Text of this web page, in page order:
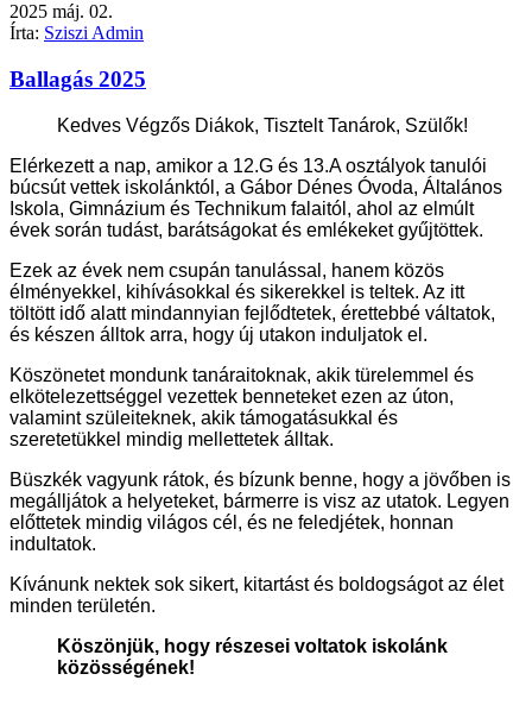
2025 máj. 02.
Írta: Sziszi Admin
Ballagás 2025
Kedves Végzős Diákok, Tisztelt Tanárok, Szülők!
Elérkezett a nap, amikor a 12.G és 13.A osztályok tanulói
búcsút vettek iskolánktól, a Gábor Dénes Óvoda, Általános
Iskola, Gimnázium és Technikum falaitól, ahol az elmúlt
évek során tudást, barátságokat és emlékeket gyűjtöttek.
Ezek az évek nem csupán tanulással, hanem közös
élményekkel, kihívásokkal és sikerekkel is teltek. Az itt
töltött idő alatt mindannyian fejlődtetek, érettebbé váltatok,
és készen álltok arra, hogy új utakon induljatok el.
Köszönetet mondunk tanáraitoknak, akik türelemmel és
elkötelezettséggel vezettek benneteket ezen az úton,
valamint szüleiteknek, akik támogatásukkal és
szeretetükkel mindig mellettetek álltak.
Büszkék vagyunk rátok, és bízunk benne, hogy a jövőben is
megálljátok a helyeteket, bármerre is visz az utatok. Legyen
előttetek mindig világos cél, és ne feledjétek, honnan
indultatok.
Kívánunk nektek sok sikert, kitartást és boldogságot az élet
minden területén.
Köszönjük, hogy részesei voltatok iskolánk
közösségének!